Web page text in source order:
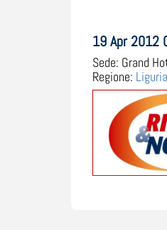
19 Apr 2012
Sede: Grand
Regione: Liguria